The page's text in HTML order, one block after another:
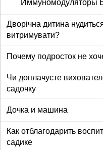
Иммуномодуляторы
Дворічна дитина
витримувати?
Почему подросток не
Чи доплачуєте
садочку
Дочка и машина
Как отблагодарить
садике